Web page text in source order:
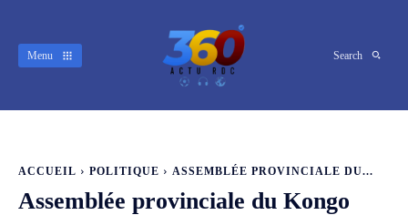
Menu Search
ACCUEIL POLITIQUE ASSEMBLÉE PROVINCIALE DU...
Assemblée provinciale du Kongo